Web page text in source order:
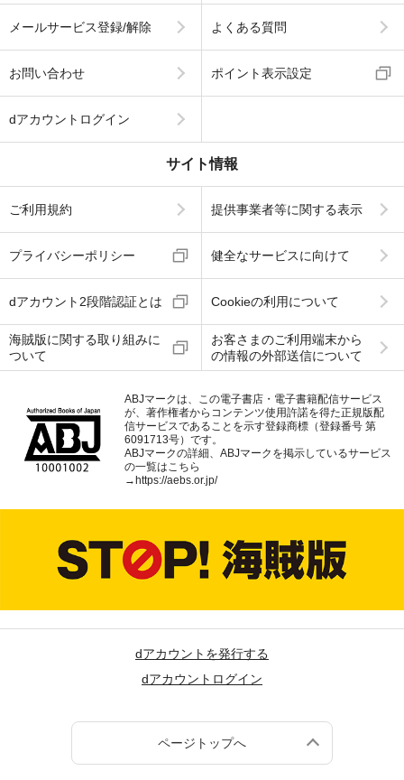
メールサービス登録/解除 よくある質問
お問い合わせ ポイント表示設定
dアカウントログイン
サイト情報
ご利用規約 提供事業者等に関する表示
プライバシーポリシー 健全なサービスに向けて
dアカウント2段階認証とは Cookieの利用について
海賊版に関する取り組みに
ついて
お客さまのご利用端末から
の情報の外部送信について
ABJマークは、この電子書店・電子書籍配信サービス
が、著作権者からコンテンツ使用許諾を得た正規版配
信サービスであることを示す登録商標（登録番号 第
6091713号）です。
ABJマークの詳細、ABJマークを掲示しているサービス
の一覧はこちら
→ https://aebs.or.jp/
dアカウントを発行する
dアカウントログイン
ページトップへ